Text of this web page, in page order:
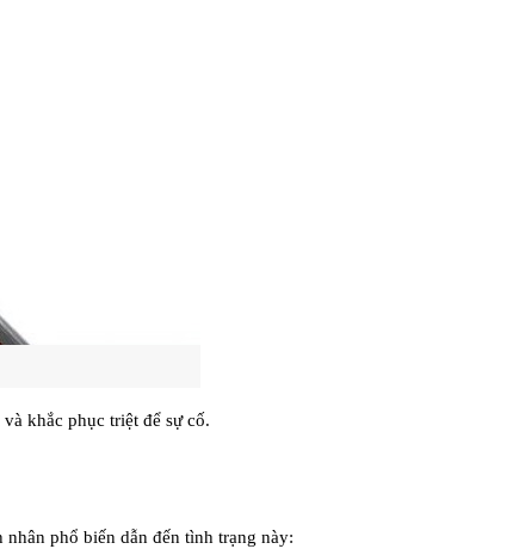
khắc phục triệt để sự cố.
phổ biến dẫn đến tình trạng này: